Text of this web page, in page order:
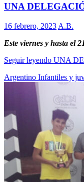
UNA
16 febrero, 2023 A.B.
Este viernes y hasta el
Seguir leyendo UNA
Argentino Infantiles y